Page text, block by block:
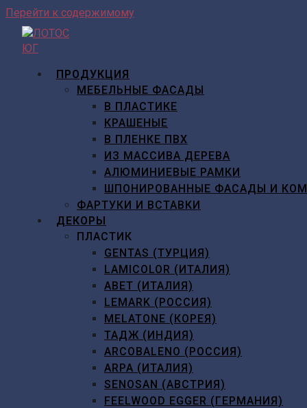
Перейти к содержимому
ПРОДУКЦИЯ
МЕБЕЛЬНЫЕ ФАСАДЫ
В ПЛАСТИКЕ
КРАШЕНЫЕ
В ПЛЕНКЕ ПВХ
ИЗ МАССИВА ДЕРЕВА
АЛЮМИНИЕВЫЕ РАМКИ
ШПОНИРОВАННЫЕ ФАСАДЫ И
ФАРТУКИ И ВСТАВКИ
ДЕКОРЫ
ПЛАСТИК
GENTAS (ТУРЦИЯ)
LAMICOLOR (ИТАЛИЯ)
ABET (ИТАЛИЯ)
LEMARK (РОССИЯ)
MELATONE (КОРЕЯ)
ТАДЖ (ИНДИЯ)
ARCOBALENO (РОССИЯ)
ARPA (ИТАЛИЯ)
SENOSAN (АВСТРИЯ)
FEELWOOD EGGER (ГЕРМАНИЯ)